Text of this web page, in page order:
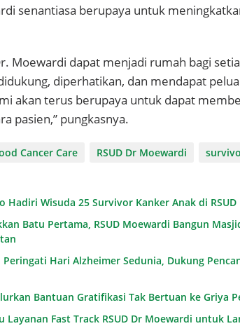
senantiasa berupaya untuk
Moewardi dapat menjadi rumah bagi
diperhatikan, dan mendapat
akan terus berupaya untuk dapat
pasien,” pungkasnya.
Cancer Care RSUD Dr Moewardi
Hadiri Wisuda 25 Survivor Kanker Anak di
Batu Pertama, RSUD Moewardi Bangun
Peringati Hari Alzheimer Sedunia, Dukung
Bantuan Gratifikasi Tak Bertuan ke Griya
Layanan Fast Track RSUD Dr Moewardi untuk